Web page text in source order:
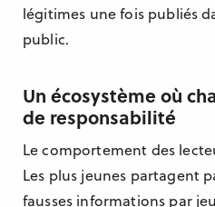
légitimes une fois publiés
public.
Un écosystème où
de responsabilité
Le comportement des
Les plus jeunes partagent
fausses informations par